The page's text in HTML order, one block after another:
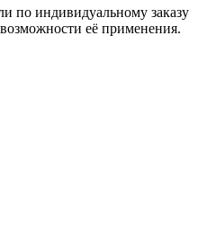
по индивидуальному заказу
её применения.